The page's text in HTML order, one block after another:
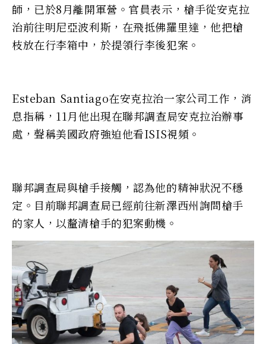
師，已於8月離開軍營。官員表示，槍手從安克拉
治前往明尼亞波利斯，在飛抵佛羅里達，他把槍
枝放在行李箱中，於提領行李後犯案。
Esteban Santiago在安克拉治一家公司工作，消
息指稱，11月他出現在聯邦調查局安克拉治辦事
處，聲稱美國政府強迫他看ISIS視頻。
聯邦調查局與槍手接觸，認為他的精神狀況不穩
定。目前聯邦調查局已經前往新澤西州詢問槍手
的家人，以釐清槍手的犯案動機。